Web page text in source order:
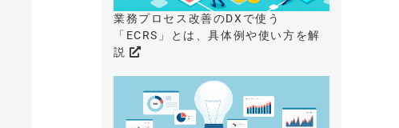
業務プロセス改善のDXで使う
「ECRS」とは、具体例や使い方を解
説